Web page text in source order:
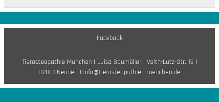
Facebook
Tierosteopathie München I Luisa Baumüller I Veith-Lutz-Str. 15 I
82061 Neuried I info@tierosteopathie-muenchen.de
DSGVO Cookie Consent mit Real Cookie Banner